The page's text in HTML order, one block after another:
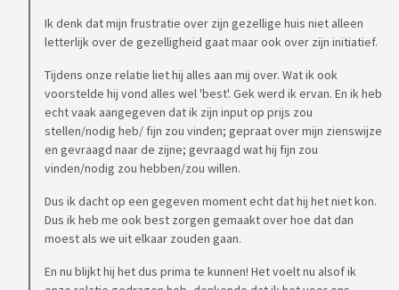
Ik denk dat mijn frustratie over zijn gezellige huis niet alleen
letterlijk over de gezelligheid gaat maar ook over zijn initiatief.
Tijdens onze relatie liet hij alles aan mij over. Wat ik ook
voorstelde hij vond alles wel 'best'. Gek werd ik ervan. En ik heb
echt vaak aangegeven dat ik zijn input op prijs zou
stellen/nodig heb/ fijn zou vinden; gepraat over mijn zienswijze
en gevraagd naar de zijne; gevraagd wat hij fijn zou
vinden/nodig zou hebben/zou willen.
Dus ik dacht op een gegeven moment echt dat hij het niet kon.
Dus ik heb me ook best zorgen gemaakt over hoe dat dan
moest als we uit elkaar zouden gaan.
En nu blijkt hij het dus prima te kunnen! Het voelt nu alsof ik